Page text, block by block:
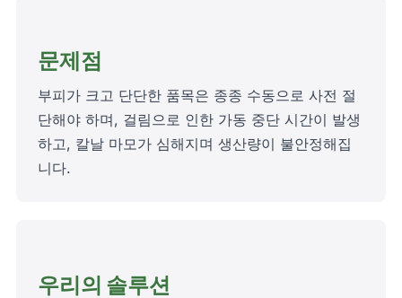
문제점
부피가 크고 단단한 품목은 종종 수동으로 사전 절
단해야 하며, 걸림으로 인한 가동 중단 시간이 발생
하고, 칼날 마모가 심해지며 생산량이 불안정해집
니다.
우리의 솔루션